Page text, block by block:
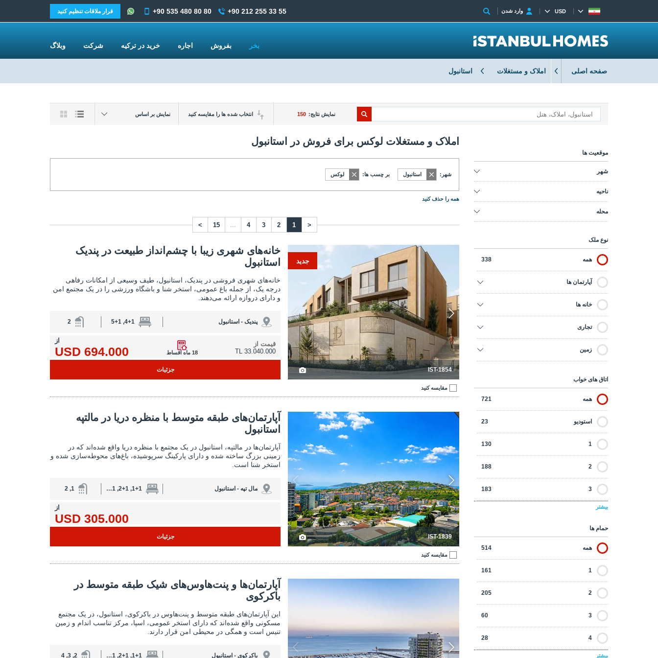
صفحه اصلی املاک و مستغلات استانبول
نمایش نتایج: 150 انتخاب شده ها را مقایسه کنید نمایش بر اساس
موقعیت ها
شهر
ناحیه
محله
نوع ملک
همه 338
آپارتمان ها
خانه ها
تجاری
زمین
اتاق های خواب
همه 721
استودیو 23
1
130
2
188
3
183
بیشتر
حمام ها
همه 514
1
161
2
205
3
60
4
28
بیشتر
املاک و مستغلات لوکس برای فروش در استانبول
شهر: استانبول بر چسب ها: لوکس
همه را حذف کنید
<
1
2
3
4
...
15
>
خانه‌های شهری زیبا با چشم‌انداز طبیعت در خانه‌های شهری زیبا با چشم‌انداز طبیعت در پندیک استانبول 2 خانه‌های شهری زیبا با چشم‌انداز طبیعت در پندیک استانبول 3
جدید
IST-1854
خانه‌های شهری زیبا با چشم‌انداز طبیعت در پندیک
استانبول
خانه‌های شهری فروشی در پندیک، استانبول، طیف وسیعی از امکانات رفاهی
درجه یک، از جمله باغ عمومی، استخر شنا و باشگاه ورزشی را در یک مجتمع امن
و دارای دروازه ارائه می‌دهند.
پندیک - استانبول 4+1, 5+1
2
قیمت از
33.040.000 TL
18 ماه اقساط
از
694.000 USD
جزئیات
مقایسه کنید
آپارتمان‌های طبقه متوسط ​​با منظره دریا در آپارتمان‌های طبقه متوسط ​​با منظره دریا در مالتپه استانبول 2 آپارتمان‌های طبقه متوسط ​​با منظره دریا در مالتپه استانبول 3
IST-1839
آپارتمان‌های طبقه متوسط ​​با منظره دریا در مالتپه
استانبول
آپارتمان‌ها در مالتپه، استانبول در یک مجتمع با منظره دریا واقع شده‌اند که در
زمینی بزرگ ساخته شده و دارای پارکینگ سرپوشیده، باغ‌های محوطه‌سازی شده و
استخر شنا است.
مال تپه - استانبول 1+1, 2+1, 3+1, 4+1
1, 2
از
305.000 USD
جزئیات
مقایسه کنید
آپارتمان‌ها و پنت‌هاوس‌های شیک طبقه متوسط آپارتمان‌ها و پنت‌هاوس‌های شیک طبقه متوسط ​​در باکرکوی 2
آپارتمان‌ها و پنت‌هاوس‌های شیک طبقه متوسط ​​در
باکرکوی
این آپارتمان‌های طبقه متوسط ​​و پنت‌هاوس در باکرکوی، استانبول، در یک مجتمع
مسکونی واقع شده‌اند که دارای استخر عمومی، اسپا، مرکز تناسب اندام و زمین
تنیس است و همگی در محیطی امن قرار دارند.
باکرکوی - استانبول 1+1, 2+1, 3+1, 4+1, 5+1, 7+1
2, 3, 4
USD وارد شدن +90 212 255 33 55
+90 535 480 80 80 قرار ملاقات تنظیم کنید
بخر بفروش اجاره خرید در ترکیه شرکت وبلاگ